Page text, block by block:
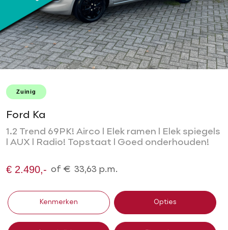
Zuinig
Ford Ka
1.2 Trend 69PK! Airco l Elek ramen l Elek spiegels
l AUX l Radio! Topstaat l Goed onderhouden!
€ 2.490,- of € 33,63 p.m.
Kenmerken Opties